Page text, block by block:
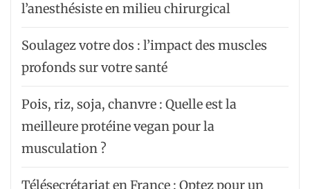
l’anesthésiste en milieu chirurgical
Soulagez votre dos : l’impact des muscles
profonds sur votre santé
Pois, riz, soja, chanvre : Quelle est la
meilleure protéine vegan pour la
musculation ?
Télésecrétariat en France : Optez pour un